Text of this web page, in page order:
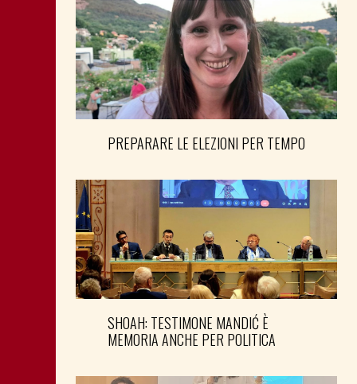
PREPARARE LE ELEZIONI PER TEMPO
SHOAH: TESTIMONE MANDIĆ È
MEMORIA ANCHE PER POLITICA